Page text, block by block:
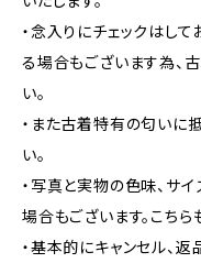
・念入りにチェックはし
る場合もございます為、
い。
・また古着特有の匂いに
い。
・写真と実物の色味、サ
場合もございます。こち
・基本的にキャンセル、返